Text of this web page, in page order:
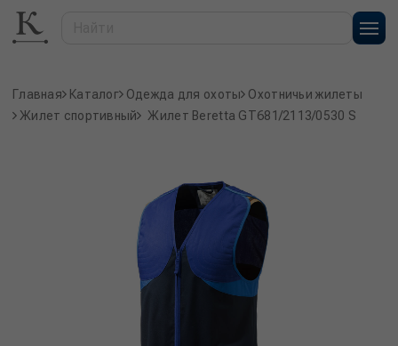
Главная Каталог Одежда для охоты Охотничьи жилеты
Жилет спортивный
Жилет Beretta GT681/2113/0530 S